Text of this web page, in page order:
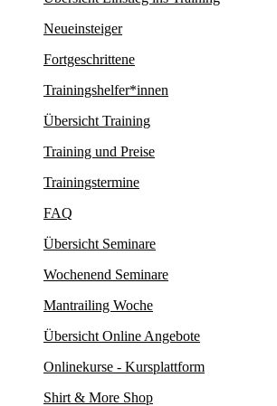
Neueinsteiger
Fortgeschrittene
Trainingshelfer*innen
Übersicht Training
Training und Preise
Trainingstermine
FAQ
Übersicht Seminare
Wochenend Seminare
Mantrailing Woche
Übersicht Online Angebote
Onlinekurse - Kursplattform
Shirt & More Shop